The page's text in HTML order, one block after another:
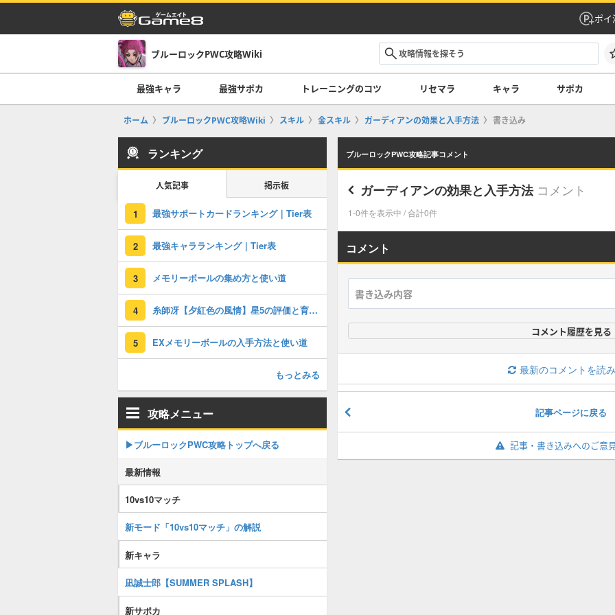
ポイ
ブルーロックPWC攻略Wiki
最強キャラ 最強サポカ トレーニングのコツ リセマラ キャラ サポカ
ホーム ブルーロックPWC攻略Wiki スキル 金スキル ガーディアンの効果と入手方法 書き込み
ブルーロックPWC攻略記事コメント
ガーディアンの効果と入手方法 コメント
1-0件を表示中 / 合計0件
コメント
コメント履歴を見る
最新のコメントを読
記事ページに戻る
記事・書き込みへのご意
ランキング
人気記事 掲示板
1 最強サポートカードランキング｜Tier表
2 最強キャラランキング｜Tier表
3 メモリーボールの集め方と使い道
4 糸師冴【夕紅色の風情】星5の評価と育成イベント
5 EXメモリーボールの入手方法と使い道
もっとみる
攻略メニュー
▶︎ブルーロックPWC攻略トップへ戻る
最新情報
10vs10マッチ
新モード「10vs10マッチ」の解説
新キャラ
凪誠士郎【SUMMER SPLASH】
新サポカ